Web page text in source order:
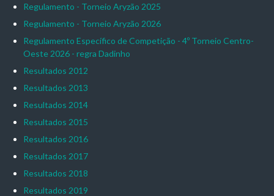
Regulamento - Torneio Aryzão 2025
Regulamento - Torneio Aryzão 2026
Regulamento Específico de Competição - 4º Torneio Centro-
Oeste 2026 - regra Dadinho
Resultados 2012
Resultados 2013
Resultados 2014
Resultados 2015
Resultados 2016
Resultados 2017
Resultados 2018
Resultados 2019